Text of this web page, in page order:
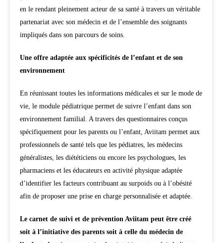
en le rendant pleinement acteur de sa santé à travers un véritable
partenariat avec son médecin et de l’ensemble des soignants
impliqués dans son parcours de soins.
Une offre adaptée aux spécificités de l’enfant et de son
environnement
En réunissant toutes les informations médicales et sur le mode de
vie, le module pédiatrique permet de suivre l’enfant dans son
environnement familial. A travers des questionnaires conçus
spécifiquement pour les parents ou l’enfant, Aviitam permet aux
professionnels de santé tels que les pédiatres, les médecins
généralistes, les diététiciens ou encore les psychologues, les
pharmaciens et les éducateurs en activité physique adaptée
d’identifier les facteurs contribuant au surpoids ou à l’obésité
afin de proposer une prise en charge personnalisée et adaptée.
Le carnet de suivi et de prévention Aviitam peut être créé
soit à l’initiative des parents soit à celle du médecin de